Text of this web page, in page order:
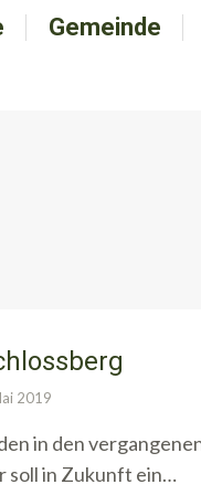
Gemeinde
2019
in den
soll in Zukunft ein…
Gemeinde